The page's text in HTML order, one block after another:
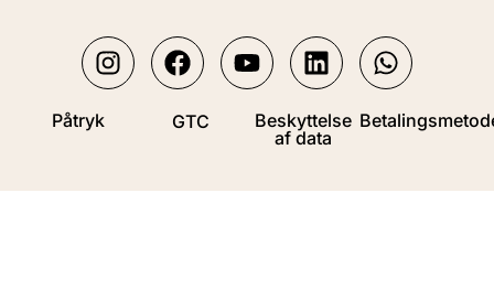
Påtryk GTC
Beskyttelse
af data